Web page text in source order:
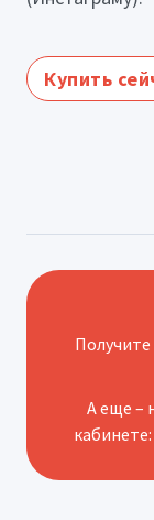
Купить
Получите
А еще –